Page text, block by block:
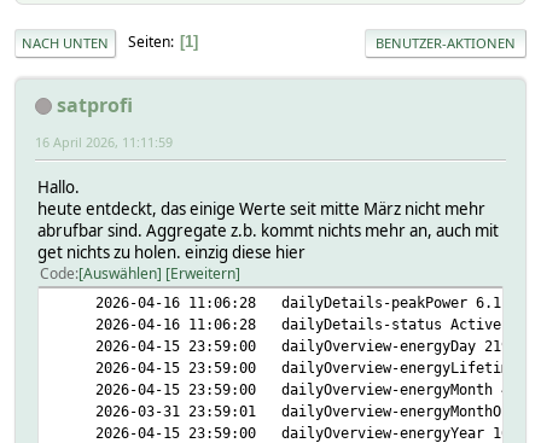
NACH UNTEN Seiten 1 BENUTZER-AKTIONEN
satprofi
16 April 2026, 11:11:59
Hallo.
heute entdeckt, das einige Werte seit mitte März nicht mehr
abrufbar sind. Aggregate z.b. kommt nichts mehr an, auch mit
get nichts zu holen. einzig diese hier
Code Auswählen Erweitern
2026-04-16 11:06:28 dailyDetails-peakPower 6.1
2026-04-16 11:06:28 dailyDetails-status Active
2026-04-15 23:59:00 dailyOverview-energyDay
2026-04-15 23:59:00 dailyOverview-energyLifetime
2026-04-15 23:59:00 dailyOverview-energyMonth
2026-03-31 23:59:01 dailyOverview-energyMonthOnce
2026-04-15 23:59:00 dailyOverview-energyYear